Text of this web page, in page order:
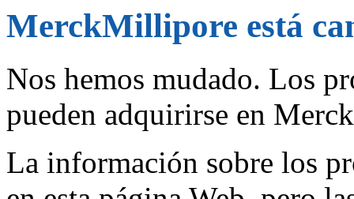
MerckMillipore está
Nos hemos mudado. Los
pueden adquirirse en
La información sobre los